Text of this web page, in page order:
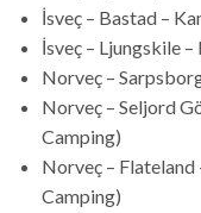
İsveç – Bastad –
İsveç – Ljungskile
Norveç –
Norveç – Seljord
Camping)
Norveç – Flateland
Camping)